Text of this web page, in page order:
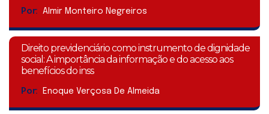
Por: Almir Monteiro Negreiros
Direito previdenciário como instrumento de dignidade
social: A importância da informação e do acesso aos
benefícios do inss
Por: Enoque Verçosa De Almeida